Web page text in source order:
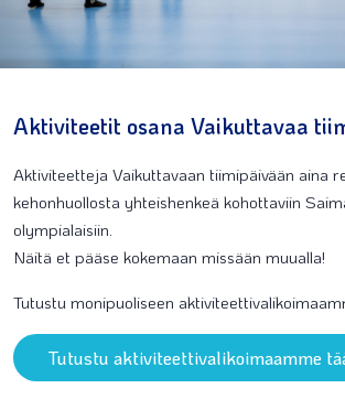
Aktiviteetit osana Vaikuttavaa
Aktiviteetteja Vaikuttavaan tiimipäivään aina
kehonhuollosta yhteishenkeä kohottaviin
olympialaisiin.
Näitä et pääse kokemaan missään muualla!
Tutustu monipuoliseen
Tutustu aktiviteettivalikoimaamme